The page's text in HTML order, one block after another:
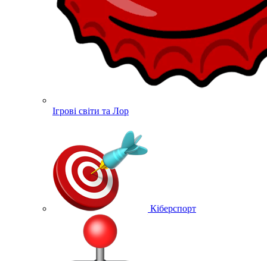
Ігрові світи та Лор
Кіберспорт